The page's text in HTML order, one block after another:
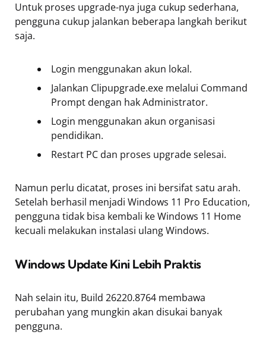
Untuk proses upgrade-nya juga cukup sederhana,
pengguna cukup jalankan beberapa langkah berikut
saja.
Login menggunakan akun lokal.
Jalankan Clipupgrade.exe melalui Command
Prompt dengan hak Administrator.
Login menggunakan akun organisasi
pendidikan.
Restart PC dan proses upgrade selesai.
Namun perlu dicatat, proses ini bersifat satu arah.
Setelah berhasil menjadi Windows 11 Pro Education,
pengguna tidak bisa kembali ke Windows 11 Home
kecuali melakukan instalasi ulang Windows.
Windows Update Kini Lebih Praktis
Nah selain itu, Build 26220.8764 membawa
perubahan yang mungkin akan disukai banyak
pengguna.